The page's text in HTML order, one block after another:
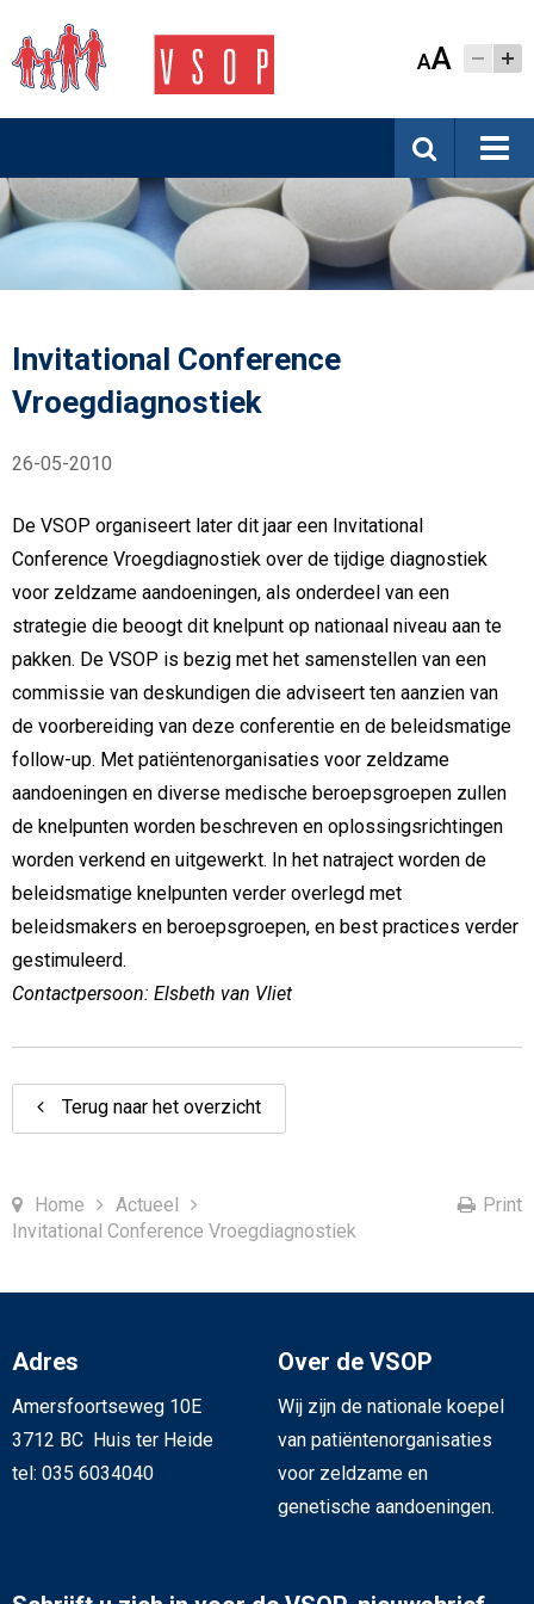
AA
Invitational Conference
Vroegdiagnostiek
26-05-2010
De VSOP organiseert later dit jaar een Invitational
Conference Vroegdiagnostiek over de tijdige diagnostiek
voor zeldzame aandoeningen, als onderdeel van een
strategie die beoogt dit knelpunt op nationaal niveau aan te
pakken. De VSOP is bezig met het samenstellen van een
commissie van deskundigen die adviseert ten aanzien van
de voorbereiding van deze conferentie en de beleidsmatige
follow-up. Met patiëntenorganisaties voor zeldzame
aandoeningen en diverse medische beroepsgroepen zullen
de knelpunten worden beschreven en oplossingsrichtingen
worden verkend en uitgewerkt. In het natraject worden de
beleidsmatige knelpunten verder overlegd met
beleidsmakers en beroepsgroepen, en best practices verder
gestimuleerd.
Contactpersoon: Elsbeth van Vliet
Terug naar het overzicht
Home
Actueel
Invitational Conference Vroegdiagnostiek
Print
Adres
Amersfoortseweg 10E
3712 BC Huis ter Heide
tel: 035 6034040
Over de VSOP
Wij zijn de nationale koepel
van patiëntenorganisaties
voor zeldzame en
genetische aandoeningen.